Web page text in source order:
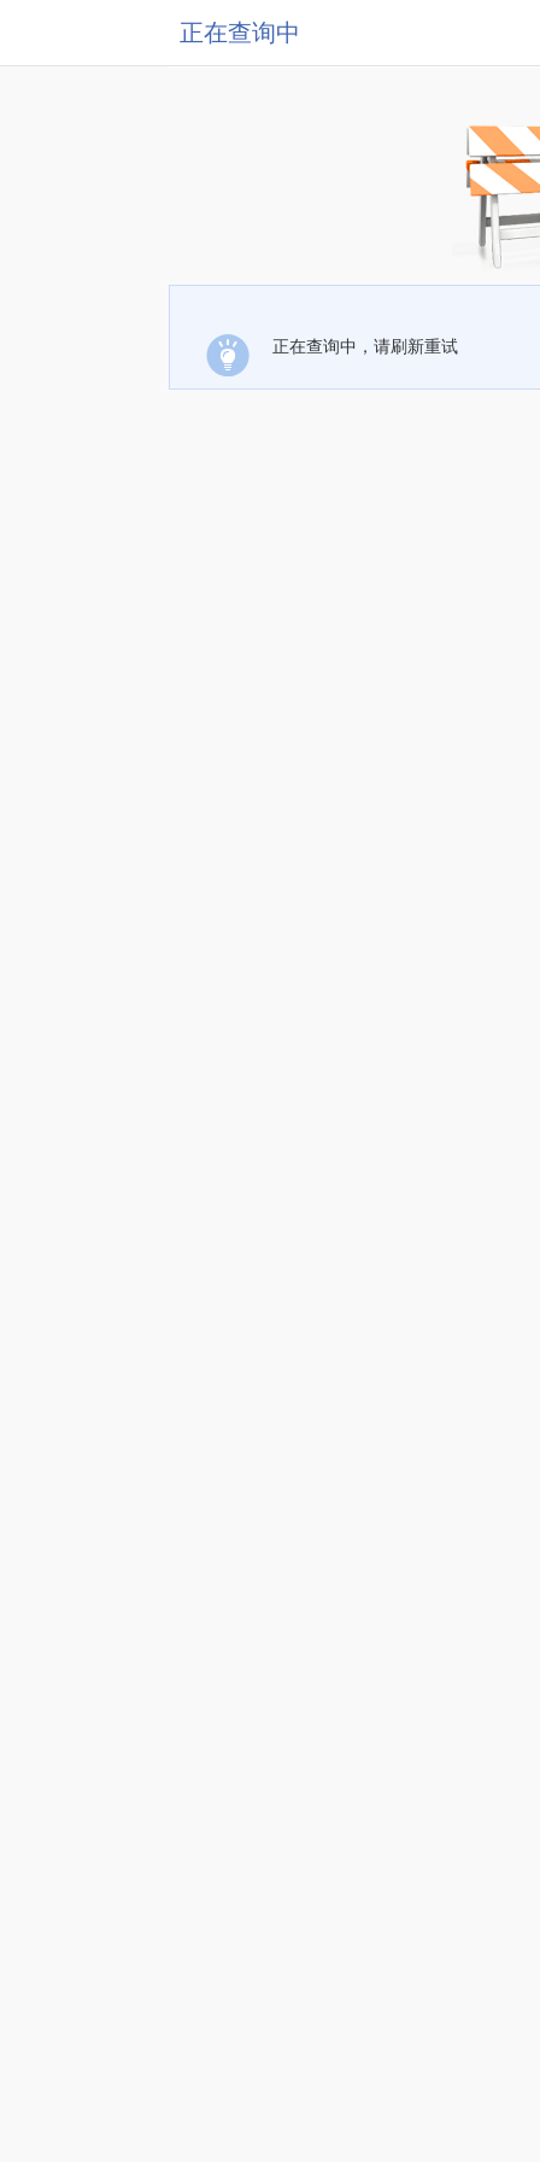
正在查询中
正在查询中，请刷新重试